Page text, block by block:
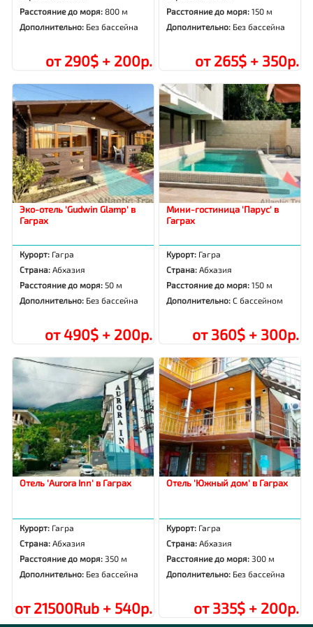
Расстояние до моря:800 м
Дополнительно: Без бассейна
от 290$ + 200р.
Расстояние до моря:150 м
Дополнительно: Без бассейна
от 265$ + 350р.
Эко-отель 'Gudwin Glamp' в
Гаграх
Курорт: Гагра
Страна:Абхазия
Расстояние до моря: 50 м
Дополнительно: Без бассейна
от 490$ + 200р.
Мини-гостиница 'Парус' в
Гаграх
Курорт: Гагра
Страна:Абхазия
Расстояние до моря:150 м
Дополнительно:С бассейном
от 360$ + 300р.
Отель 'Aurora Inn' в Гаграх
Курорт: Гагра
Страна:Абхазия
Расстояние до моря: 350 м
Дополнительно: Без бассейна
от 21500Rub + 540р.
Отель 'Южный дом' в Гаграх
Курорт: Гагра
Страна:Абхазия
Расстояние до моря: 300 м
Дополнительно: Без бассейна
от 335$ + 200р.